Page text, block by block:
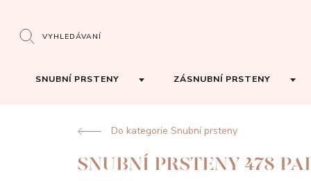
VYHLEDÁVANÍ
SNUBNÍ PRSTENY ZÁSNUBNÍ PRSTENY
Do kategorie Snubní prsteny
SNUBNÍ PRSTENY 478